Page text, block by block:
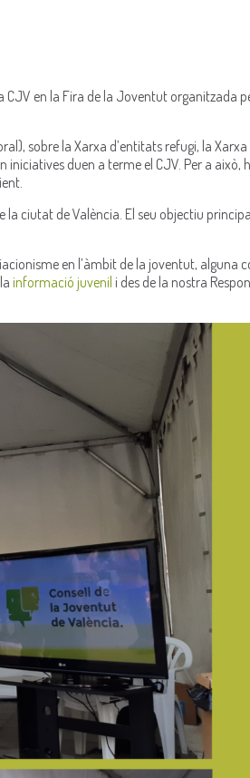
CJV en la Fira de la Joventut organitzada
sobre la Xarxa d’entitats refugi, la Xarxa
iniciatives duen a terme el CJV. Per a això,
ciutat de València. El seu objectiu
en l’àmbit de la joventut, alguna
informació juvenil i des de la nostra